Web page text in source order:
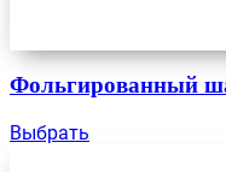
Фольгированный
Выбрать